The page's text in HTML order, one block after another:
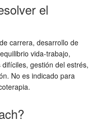
el
carrera, desarrollo de
vida-trabajo,
gestión del estrés,
No es indicado para